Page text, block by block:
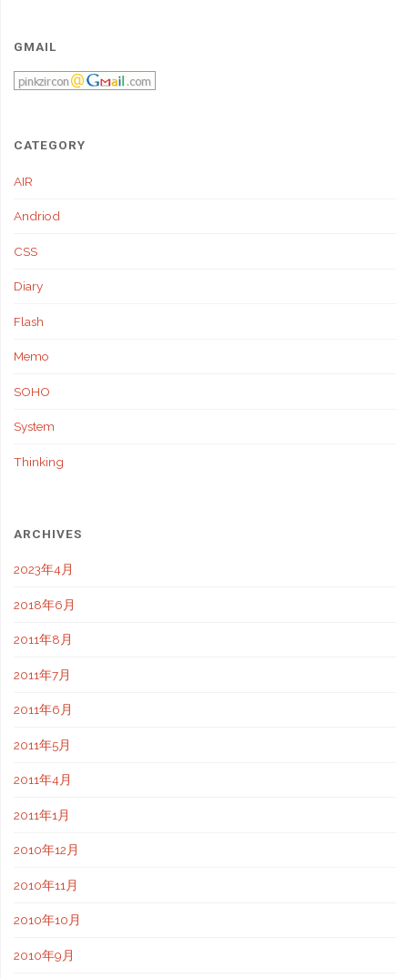
GMAIL
CATEGORY
AIR
Andriod
CSS
Diary
Flash
Memo
SOHO
System
Thinking
ARCHIVES
2023年4月
2018年6月
2011年8月
2011年7月
2011年6月
2011年5月
2011年4月
2011年1月
2010年12月
2010年11月
2010年10月
2010年9月